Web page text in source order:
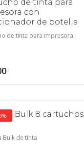
de tinta para
con
de botella
de tinta para impresora.
Bulk 8 cartuchos
Bulk de tinta